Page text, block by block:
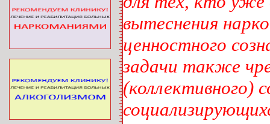
вытеснения
ценностного
задачи также
(коллективного)